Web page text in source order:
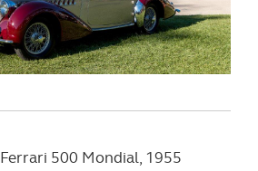
Ferrari 500 Mondial, 1955